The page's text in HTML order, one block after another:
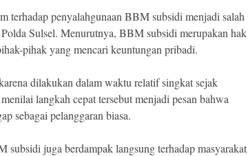
terhadap penyalahgunaan BBM subsidi menjadi salah
Sulsel. Menurutnya, BBM subsidi merupakan hak
pihak yang mencari keuntungan pribadi.
dilakukan dalam waktu relatif singkat sejak
langkah cepat tersebut menjadi pesan bahwa
sebagai pelanggaran biasa.
juga berdampak langsung terhadap masyarakat